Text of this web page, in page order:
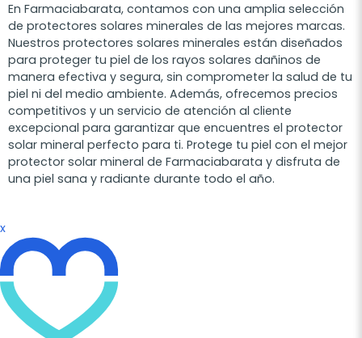
En Farmaciabarata, contamos con una amplia selección
de protectores solares minerales de las mejores marcas.
Nuestros protectores solares minerales están diseñados
para proteger tu piel de los rayos solares dañinos de
manera efectiva y segura, sin comprometer la salud de tu
piel ni del medio ambiente. Además, ofrecemos precios
competitivos y un servicio de atención al cliente
excepcional para garantizar que encuentres el protector
solar mineral perfecto para ti. Protege tu piel con el mejor
protector solar mineral de Farmaciabarata y disfruta de
una piel sana y radiante durante todo el año.
x